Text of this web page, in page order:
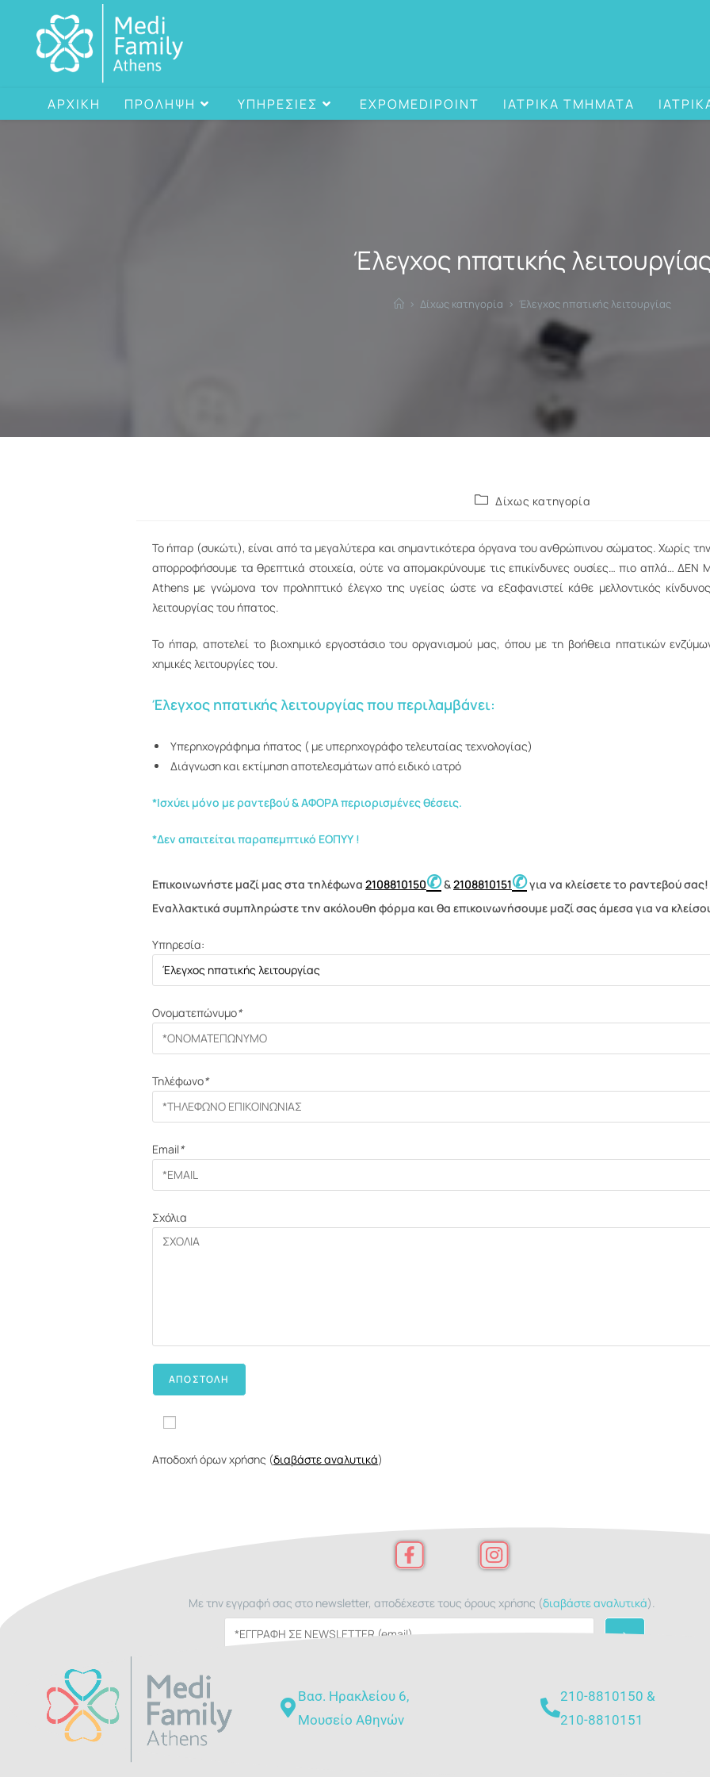
ΑΡΧΙΚΗ ΠΡΟΛΗΨΗ ΥΠΗΡΕΣΙΕΣ EXPOMEDIPOINT ΙΑΤΡΙΚΑ ΤΜΗΜΑΤΑ
Έλεγχος ηπατικής
> Δίχως κατηγορία > Έλεγχος ηπατικής λειτουργίας
Δίχως κατηγορία
Το ήπαρ (συκώτι), είναι από τα μεγαλύτερα και σημαντικότερα όργανα του ανθρώπινου σώματος. Χωρίς
απορροφήσουμε τα θρεπτικά στοιχεία, ούτε να απομακρύνουμε τις επικίνδυνες ουσίες… πιο απλά…
Athens με γνώμονα τον προληπτικό έλεγχο της υγείας ώστε να εξαφανιστεί κάθε μελλοντικός
λειτουργίας του ήπατος.
Το ήπαρ, αποτελεί το βιοχημικό εργοστάσιο του οργανισμού μας, όπου με τη βοήθεια ηπατικών
χημικές λειτουργίες του.
Έλεγχος ηπατικής λειτουργίας που περιλαμβάνει:
Υπερηχογράφημα ήπατος ( με υπερηχογράφο τελευταίας τεχνολογίας)
Διάγνωση και εκτίμηση αποτελεσμάτων από ειδικό ιατρό
*Ισχύει μόνο με ραντεβού & ΑΦΟΡΑ περιορισμένες θέσεις.
*Δεν απαιτείται παραπεμπτικό ΕΟΠΥΥ !
Επικοινωνήστε μαζί μας στα τηλέφωνα 2108810150✆&2108810151✆για να κλείσετε το ραντεβού σας!
Εναλλακτικά συμπληρώστε την ακόλουθη φόρμα και θα επικοινωνήσουμε μαζί σας άμεσα για να
Υπηρεσία:
Ονοματεπώνυμο*
Τηλέφωνο*
Email*
Σχόλια
Αποδοχή όρων χρήσης (διαβάστε αναλυτικά)
Με την εγγραφή σας στο newsletter, αποδέχεστε τους όρους χρήσης (διαβάστε αναλυτικά).
Βασ. Ηρακλείου 6,
Μουσείο Αθηνών
210-8810150 &
210-8810151